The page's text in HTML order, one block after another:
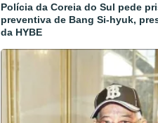
Polícia da Coreia do Sul pede
preventiva de Bang Si-hyuk,
da HYBE